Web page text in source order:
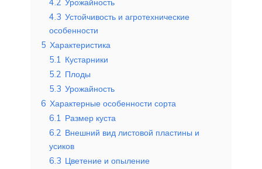
4.2 Урожайность
4.3 Устойчивость и агротехнические
особенности
5 Характеристика
5.1 Кустарники
5.2 Плоды
5.3 Урожайность
6 Характерные особенности сорта
6.1 Размер куста
6.2 Внешний вид листовой пластины и
усиков
6.3 Цветение и опыление